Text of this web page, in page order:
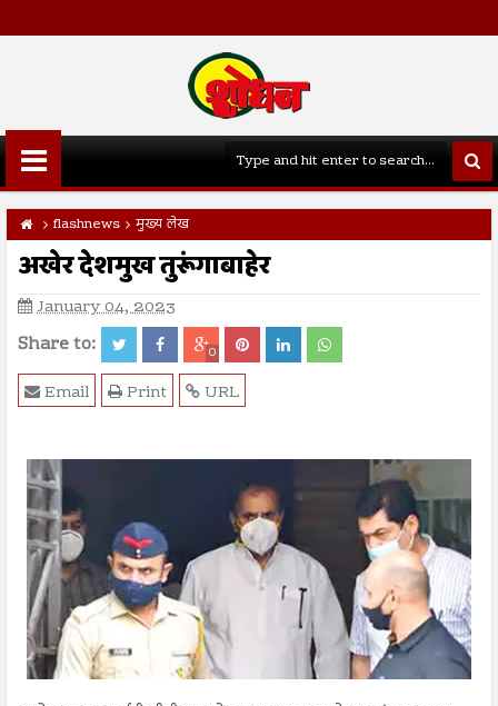
flashnews मुख्य लेख
अखेर देशमुख तुरूंगाबाहेर
January 04, 2023
Share to: 0
URL
Print
Email